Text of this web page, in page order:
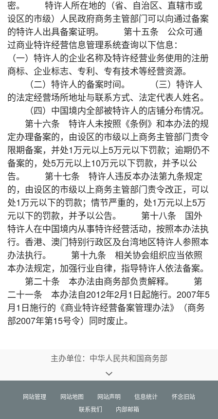
密。 特许人所在地的（省、自治区、直辖市或
设区的市级）人民政府商务主管部门可以向通过备案
的特许人出具备案证明。 第十五条 公众可通
过商业特许经营信息管理系统查询以下信息：
（一）特许人的企业名称及特许经营业务使用的注册
商标、企业标志、专利、专有技术等经营资源。
（二）特许人的备案时间。 （三）特许人
的法定经营场所地址与联系方式、法定代表人姓名。
（四）中国境内全部被特许人的店铺分布情况。
第十六条 特许人未按照《条例》和本办法的规
定办理备案的，由设区的市级以上商务主管部门责令
限期备案，并处1万元以上5万元以下罚款；逾期仍不
备案的，处5万元以上10万元以下罚款，并予以公
告。 第十七条 特许人违反本办法第九条规定
的，由设区的市级以上商务主管部门责令改正，可以
处1万元以下的罚款；情节严重的，处1万元以上5万
元以下的罚款，并予以公告。 第十八条 国外
特许人在中国境内从事特许经营活动，按照本办法执
行。香港、澳门特别行政区及台湾地区特许人参照本
办法执行。 第十九条 相关协会组织应当依照
本办法规定，加强行业自律，指导特许人依法备案。
第二十条 本办法由商务部负责解释。 第
二十一条 本办法自2012年2月1日起施行。2007年5
月1日施行的《商业特许经营备案管理办法》（商务
部2007年第15号令）同时废止。
主办单位：中华人民共和国商务部
网站管理 网站地图 网站声明 信息统计
怀念旧站
联系我们
内部邮箱